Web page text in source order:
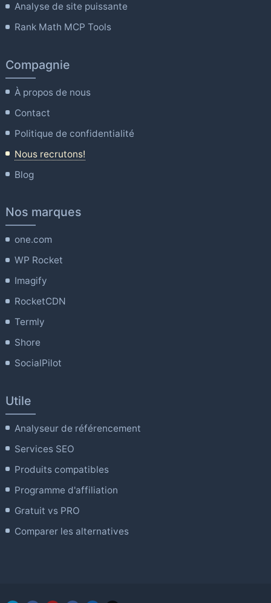
Analyse de site puissante
Rank Math MCP Tools
Compagnie
À propos de nous
Contact
Politique de confidentialité
Nous recrutons!
Blog
Nos marques
one.com
WP Rocket
Imagify
RocketCDN
Termly
Shore
SocialPilot
Utile
Analyseur de référencement
Services SEO
Produits compatibles
Programme d'affiliation
Gratuit vs PRO
Comparer les alternatives